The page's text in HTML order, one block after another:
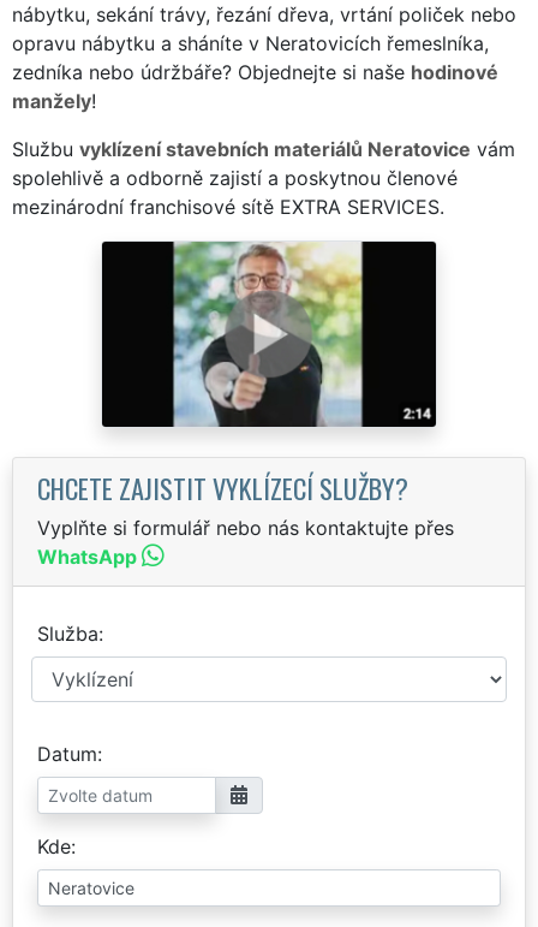
nábytku, sekání trávy, řezání dřeva, vrtání poliček nebo
opravu nábytku a sháníte v Neratovicích řemeslníka,
zedníka nebo údržbáře? Objednejte si naše hodinové
manžely!
Službu vyklízení stavebních materiálů Neratovice vám
spolehlivě a odborně zajistí a poskytnou členové
mezinárodní franchisové sítě EXTRA SERVICES.
CHCETE ZAJISTIT VYKLÍZECÍ SLUŽBY?
Vyplňte si formulář nebo nás kontaktujte přes
WhatsApp
Služba
Datum
Kde